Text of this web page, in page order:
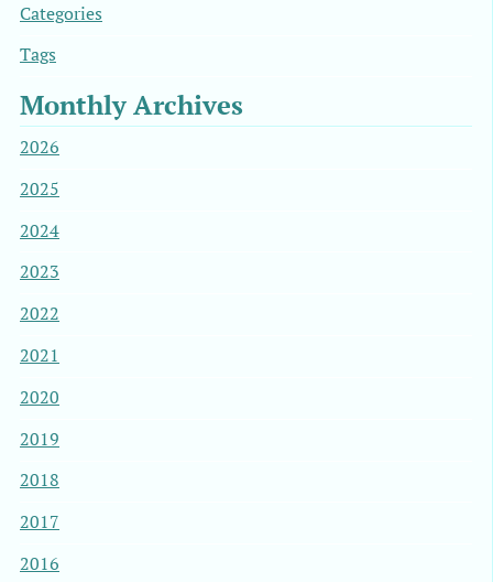
Categories
Tags
Monthly Archives
2026
2025
2024
2023
2022
2021
2020
2019
2018
2017
2016